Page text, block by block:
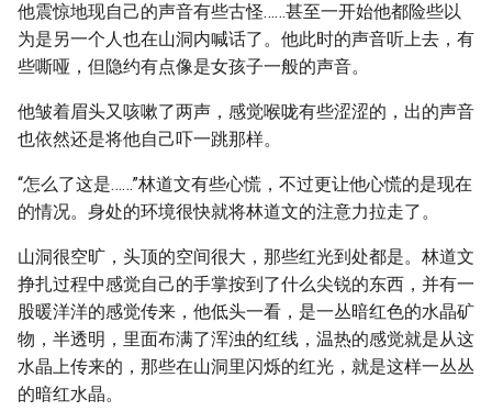
他震惊地现自己的声音有些古怪……甚至一开始他都险些以
为是另一个人也在山洞内喊话了。他此时的声音听上去，有
些嘶哑，但隐约有点像是女孩子一般的声音。
他皱着眉头又咳嗽了两声，感觉喉咙有些涩涩的，出的声音
也依然还是将他自己吓一跳那样。
“怎么了这是……”林道文有些心慌，不过更让他心慌的是现在
的情况。身处的环境很快就将林道文的注意力拉走了。
山洞很空旷，头顶的空间很大，那些红光到处都是。林道文
挣扎过程中感觉自己的手掌按到了什么尖锐的东西，并有一
股暖洋洋的感觉传来，他低头一看，是一丛暗红色的水晶矿
物，半透明，里面布满了浑浊的红线，温热的感觉就是从这
水晶上传来的，那些在山洞里闪烁的红光，就是这样一丛丛
的暗红水晶。